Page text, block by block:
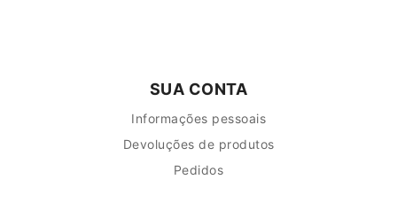
SUA CONTA
Informações pessoais
Devoluções de produtos
Pedidos